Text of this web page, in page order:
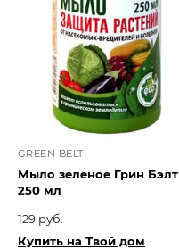
GREEN BELT
Мыло зеленое Грин Бэлт
250 мл
129 руб.
Купить на Твой дом